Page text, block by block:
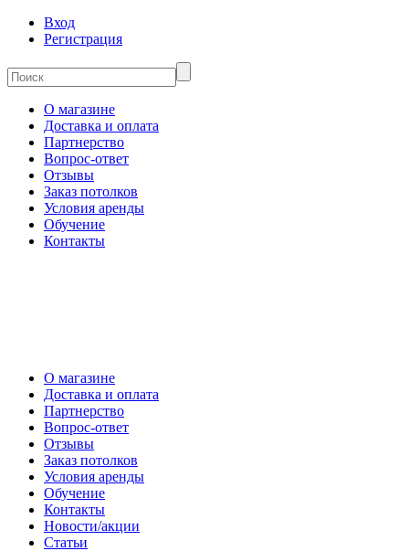
Вход
Регистрация
О магазине
Доставка и оплата
Партнерство
Вопрос-ответ
Отзывы
Заказ потолков
Условия аренды
Обучение
Контакты
О магазине
Доставка и оплата
Партнерство
Вопрос-ответ
Отзывы
Заказ потолков
Условия аренды
Обучение
Контакты
Новости/акции
Статьи